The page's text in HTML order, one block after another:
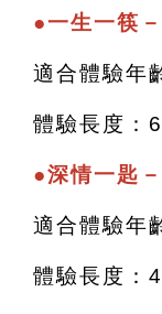
●一生一筷
適合體驗年
體驗長度：
●深情一匙
適合體驗年
體驗長度：